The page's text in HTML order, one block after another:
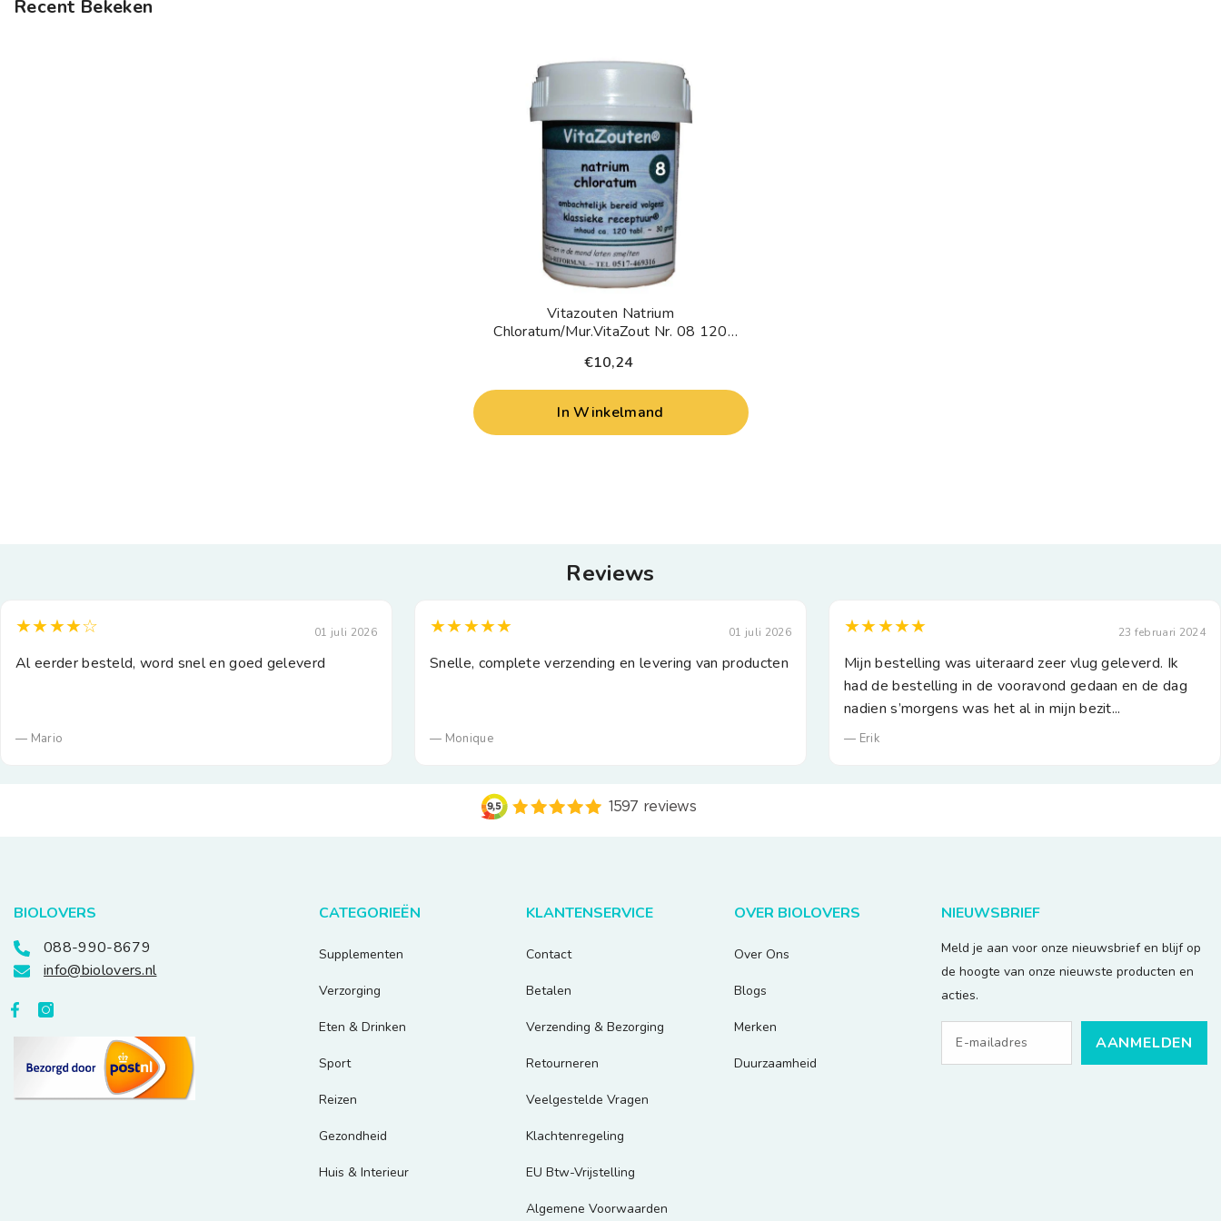
Recent Bekeken
Vitazouten Natrium
Chloratum/mur.VitaZout Nr. 08 120
€10,24
In Winkelmand
Reviews
★★★★☆ 01 juli 2026
Al eerder besteld, word snel en goed geleverd
— Mario
★★★★★ 01 juli 2026
Snelle, complete verzending en levering van producten
— Monique
★★★★★ 23 februari 2024
Mijn bestelling was uiteraard zeer vlug geleverd. Ik
had de bestelling in de vooravond gedaan en de dag
nadien s’morgens was het al in mijn bezit...
— Erik
BIOLOVERS
088-990-8679
info@biolovers.nl
CATEGORIEËN
Supplementen
Verzorging
Eten & Drinken
Sport
Reizen
Gezondheid
Huis & Interieur
KLANTENSERVICE
Contact
Betalen
Verzending & Bezorging
Retourneren
Veelgestelde Vragen
Klachtenregeling
EU Btw-Vrijstelling
Algemene Voorwaarden
OVER BIOLOVERS
Over Ons
Blogs
Merken
Duurzaamheid
NIEUWSBRIEF
Meld je aan voor onze nieuwsbrief en blijf op
de hoogte van onze nieuwste producten en
acties.
AANMELDEN